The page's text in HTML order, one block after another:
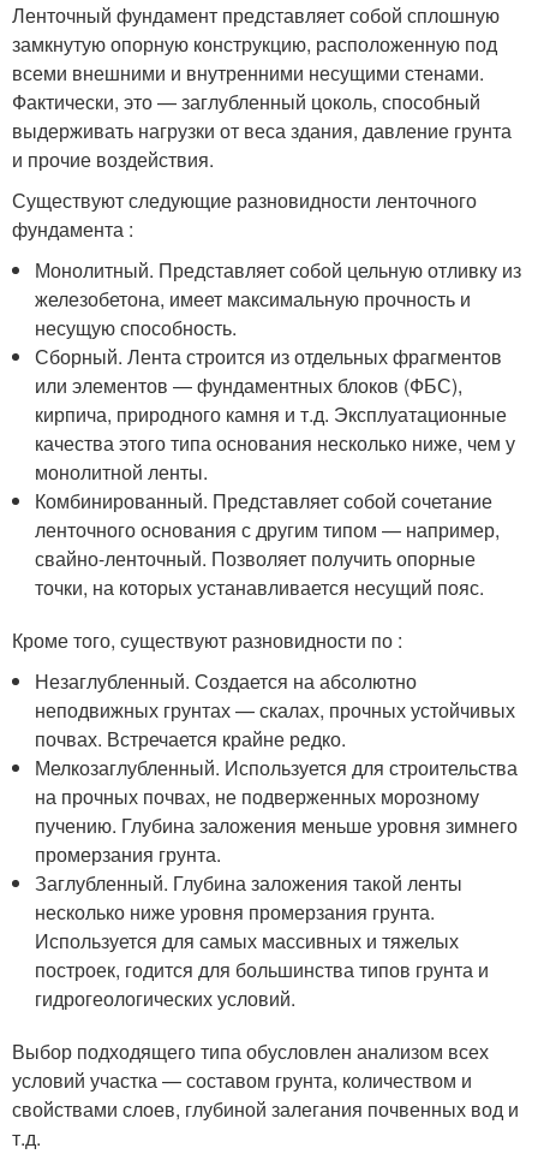
Ленточный фундамент представляет собой сплошную
замкнутую опорную конструкцию, расположенную под
всеми внешними и внутренними несущими стенами.
Фактически, это — заглубленный цоколь, способный
выдерживать нагрузки от веса здания, давление грунта
и прочие воздействия.
Существуют следующие разновидности ленточного
фундамента :
Монолитный. Представляет собой цельную отливку из
железобетона, имеет максимальную прочность и
несущую способность.
Сборный. Лента строится из отдельных фрагментов
или элементов — фундаментных блоков (ФБС),
кирпича, природного камня и т.д. Эксплуатационные
качества этого типа основания несколько ниже, чем у
монолитной ленты.
Комбинированный. Представляет собой сочетание
ленточного основания с другим типом — например,
свайно-ленточный. Позволяет получить опорные
точки, на которых устанавливается несущий пояс.
Кроме того, существуют разновидности по :
Незаглубленный. Создается на абсолютно
неподвижных грунтах — скалах, прочных устойчивых
почвах. Встречается крайне редко.
Мелкозаглубленный. Используется для строительства
на прочных почвах, не подверженных морозному
пучению. Глубина заложения меньше уровня зимнего
промерзания грунта.
Заглубленный. Глубина заложения такой ленты
несколько ниже уровня промерзания грунта.
Используется для самых массивных и тяжелых
построек, годится для большинства типов грунта и
гидрогеологических условий.
Выбор подходящего типа обусловлен анализом всех
условий участка — составом грунта, количеством и
свойствами слоев, глубиной залегания почвенных вод и
т.д.